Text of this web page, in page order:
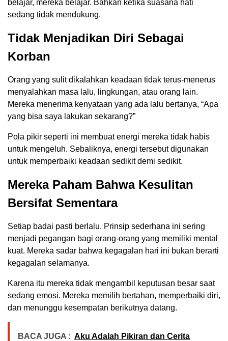
belajar, mereka belajar. Bahkan ketika suasana hati
sedang tidak mendukung.
Tidak Menjadikan Diri Sebagai
Korban
Orang yang sulit dikalahkan keadaan tidak terus-menerus
menyalahkan masa lalu, lingkungan, atau orang lain.
Mereka menerima kenyataan yang ada lalu bertanya, “Apa
yang bisa saya lakukan sekarang?”
Pola pikir seperti ini membuat energi mereka tidak habis
untuk mengeluh. Sebaliknya, energi tersebut digunakan
untuk memperbaiki keadaan sedikit demi sedikit.
Mereka Paham Bahwa Kesulitan
Bersifat Sementara
Setiap badai pasti berlalu. Prinsip sederhana ini sering
menjadi pegangan bagi orang-orang yang memiliki mental
kuat. Mereka sadar bahwa kegagalan hari ini bukan berarti
kegagalan selamanya.
Karena itu mereka tidak mengambil keputusan besar saat
sedang emosi. Mereka memilih bertahan, memperbaiki diri,
dan menunggu kesempatan berikutnya datang.
BACA JUGA : Aku Adalah Pikiran dan Cerita